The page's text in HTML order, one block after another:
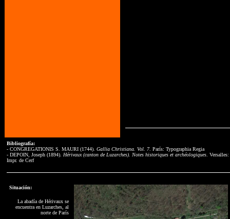
Bibliografía:
- CONGREGATIONIS S. MAURI (1744). Gallia Christiana. Vol. 7. París: Typographia Regia
- DEPOIN, Joseph (1894). Hérivaux (canton de Luzarches). Notes historiques et archéologiques . Versalles:
Impr. de Cerf
Situación:
La abadía de Hérivaux se
encuentra en Luzarches, al
norte de París